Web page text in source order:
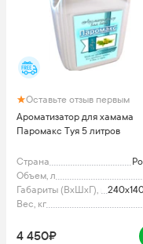
Оставьте отзыв первым
Ароматизатор для хамама
Паромакс Туя 5 литров
Страна
Объем, л
Габариты (ВхШхГ), мм
Вес, кг
4 450₽